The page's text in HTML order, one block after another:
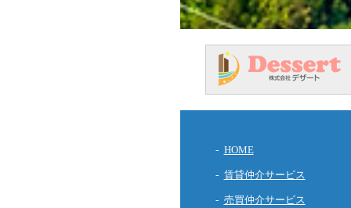
HOME
賃貸仲介サービス
売買仲介サービス